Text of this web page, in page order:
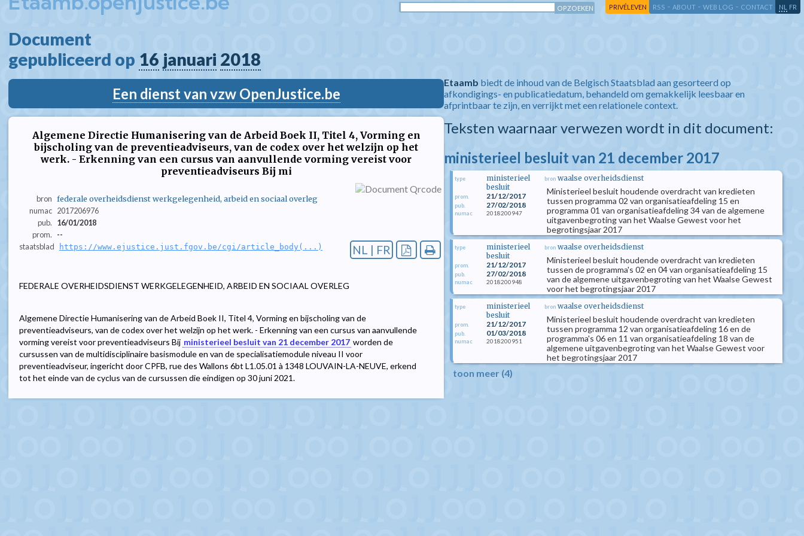
PRIVÉLEVEN RSS - ABOUT - WEB LOG - CONTACT NL FR
Document
gepubliceerd op 16 januari 2018
Een dienst van vzw OpenJustice.be
Algemene Directie Humanisering van de Arbeid Boek II, Titel 4, Vorming en
bijscholing van de preventieadviseurs, van de codex over het welzijn op het
werk. - Erkenning van een cursus van aanvullende vorming vereist voor
preventieadviseurs Bij mi
bron federale overheidsdienst werkgelegenheid, arbeid en sociaal overleg
numac 2017206976
pub.
16/01/2018
prom.
--
staatsblad
https://www.ejustice.just.fgov.be/cgi/article_body(...) NL | FR
FEDERALE OVERHEIDSDIENST WERKGELEGENHEID, ARBEID EN SOCIAAL OVERLEG
Algemene Directie Humanisering van de Arbeid Boek II, Titel 4, Vorming en bijscholing van de
preventieadviseurs, van de codex over het welzijn op het werk. - Erkenning van een cursus van aanvullende
vorming vereist voor preventieadviseurs Bij ministerieel besluit van 21 december 2017 worden de
cursussen van de multidisciplinaire basismodule en van de specialisatiemodule niveau II voor
preventieadviseur, ingericht door CPFB, rue des Wallons 6bt L1.05.01 à 1348 LOUVAIN-LA-NEUVE, erkend
tot het einde van de cyclus van de cursussen die eindigen op 30 juni 2021.
Etaamb biedt de inhoud van de Belgisch Staatsblad aan gesorteerd op
afkondigings- en publicatiedatum, behandeld om gemakkelijk leesbaar en
afprintbaar te zijn, en verrijkt met een relationele context.
Teksten waarnaar verwezen wordt in dit document:
ministerieel besluit van 21 december 2017
type
ministerieel
besluit
prom. 21/12/2017
pub. 27/02/2018
numac 2018200947
bron waalse overheidsdienst
Ministerieel besluit houdende overdracht van kredieten
tussen programma 02 van organisatieafdeling 15 en
programma 01 van organisatieafdeling 34 van de algemene
uitgavenbegroting van het Waalse Gewest voor het
begrotingsjaar 2017
type
ministerieel
besluit
prom. 21/12/2017
pub. 27/02/2018
numac 2018200948
bron waalse overheidsdienst
Ministerieel besluit houdende overdracht van kredieten
tussen de programma's 02 en 04 van organisatieafdeling 15
van de algemene uitgavenbegroting van het Waalse Gewest
voor het begrotingsjaar 2017
type
ministerieel
besluit
prom. 21/12/2017
pub. 01/03/2018
numac 2018200951
bron waalse overheidsdienst
Ministerieel besluit houdende overdracht van kredieten
tussen programma 12 van organisatieafdeling 16 en de
programma's 06 en 11 van organisatieafdeling 18 van de
algemene uitgavenbegroting van het Waalse Gewest voor
het begrotingsjaar 2017
toon meer (4)